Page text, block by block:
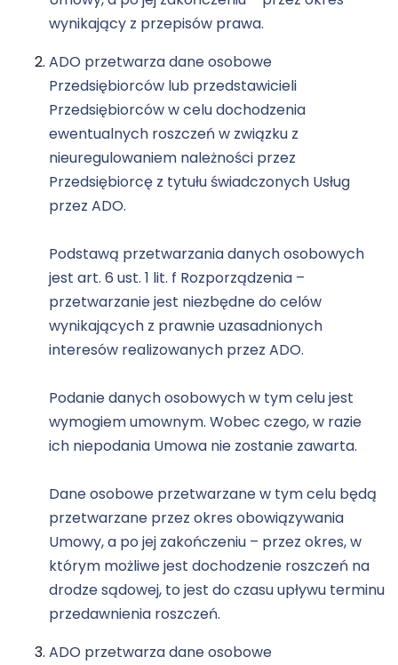
wynikający z przepisów prawa.
ADO przetwarza dane osobowe
Przedsiębiorców lub przedstawicieli
Przedsiębiorców w celu dochodzenia
ewentualnych roszczeń w związku z
nieuregulowaniem należności przez
Przedsiębiorcę z tytułu świadczonych Usług
przez ADO.
Podstawą przetwarzania danych osobowych
jest art. 6 ust. 1 lit. f Rozporządzenia –
przetwarzanie jest niezbędne do celów
wynikających z prawnie uzasadnionych
interesów realizowanych przez ADO.
Podanie danych osobowych w tym celu jest
wymogiem umownym. Wobec czego, w razie
ich niepodania Umowa nie zostanie zawarta.
Dane osobowe przetwarzane w tym celu będą
przetwarzane przez okres obowiązywania
Umowy, a po jej zakończeniu – przez okres, w
którym możliwe jest dochodzenie roszczeń na
drodze sądowej, to jest do czasu upływu terminu
przedawnienia roszczeń.
ADO przetwarza dane osobowe